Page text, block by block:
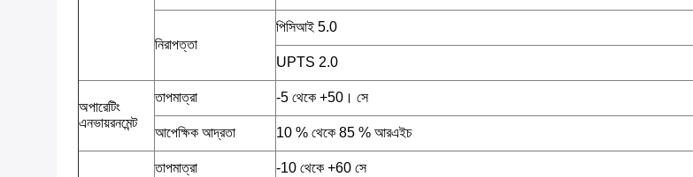
নিরাপত্তা
পিসিআই 5.0
UPTS 2.0
অপারেটিং
এনভায়রনমেন্ট
তাপমাত্রা -5 থেকে +50। সে
আপেক্ষিক আদ্রতা 10 % থেকে 85 % আরএইচ
তাপমাত্রা -10 থেকে +60 সে